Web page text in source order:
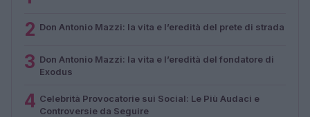
2 Don Antonio Mazzi: la vita e l’eredità del prete di strada
3 Don Antonio Mazzi: la vita e l’eredità del fondatore di
Exodus
4 Celebrità Provocatorie sui Social: Le Più Audaci e
Controversie da Seguire